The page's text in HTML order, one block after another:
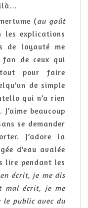
(au goût
les explications
de loyauté me
fan de ceux qui
pour faire
de simple
qui n’a rien
beaucoup
se demander
J’adore la
d’eau avalée
lire pendant les
écrit, je me dis
mal écrit, je me
le public avec du